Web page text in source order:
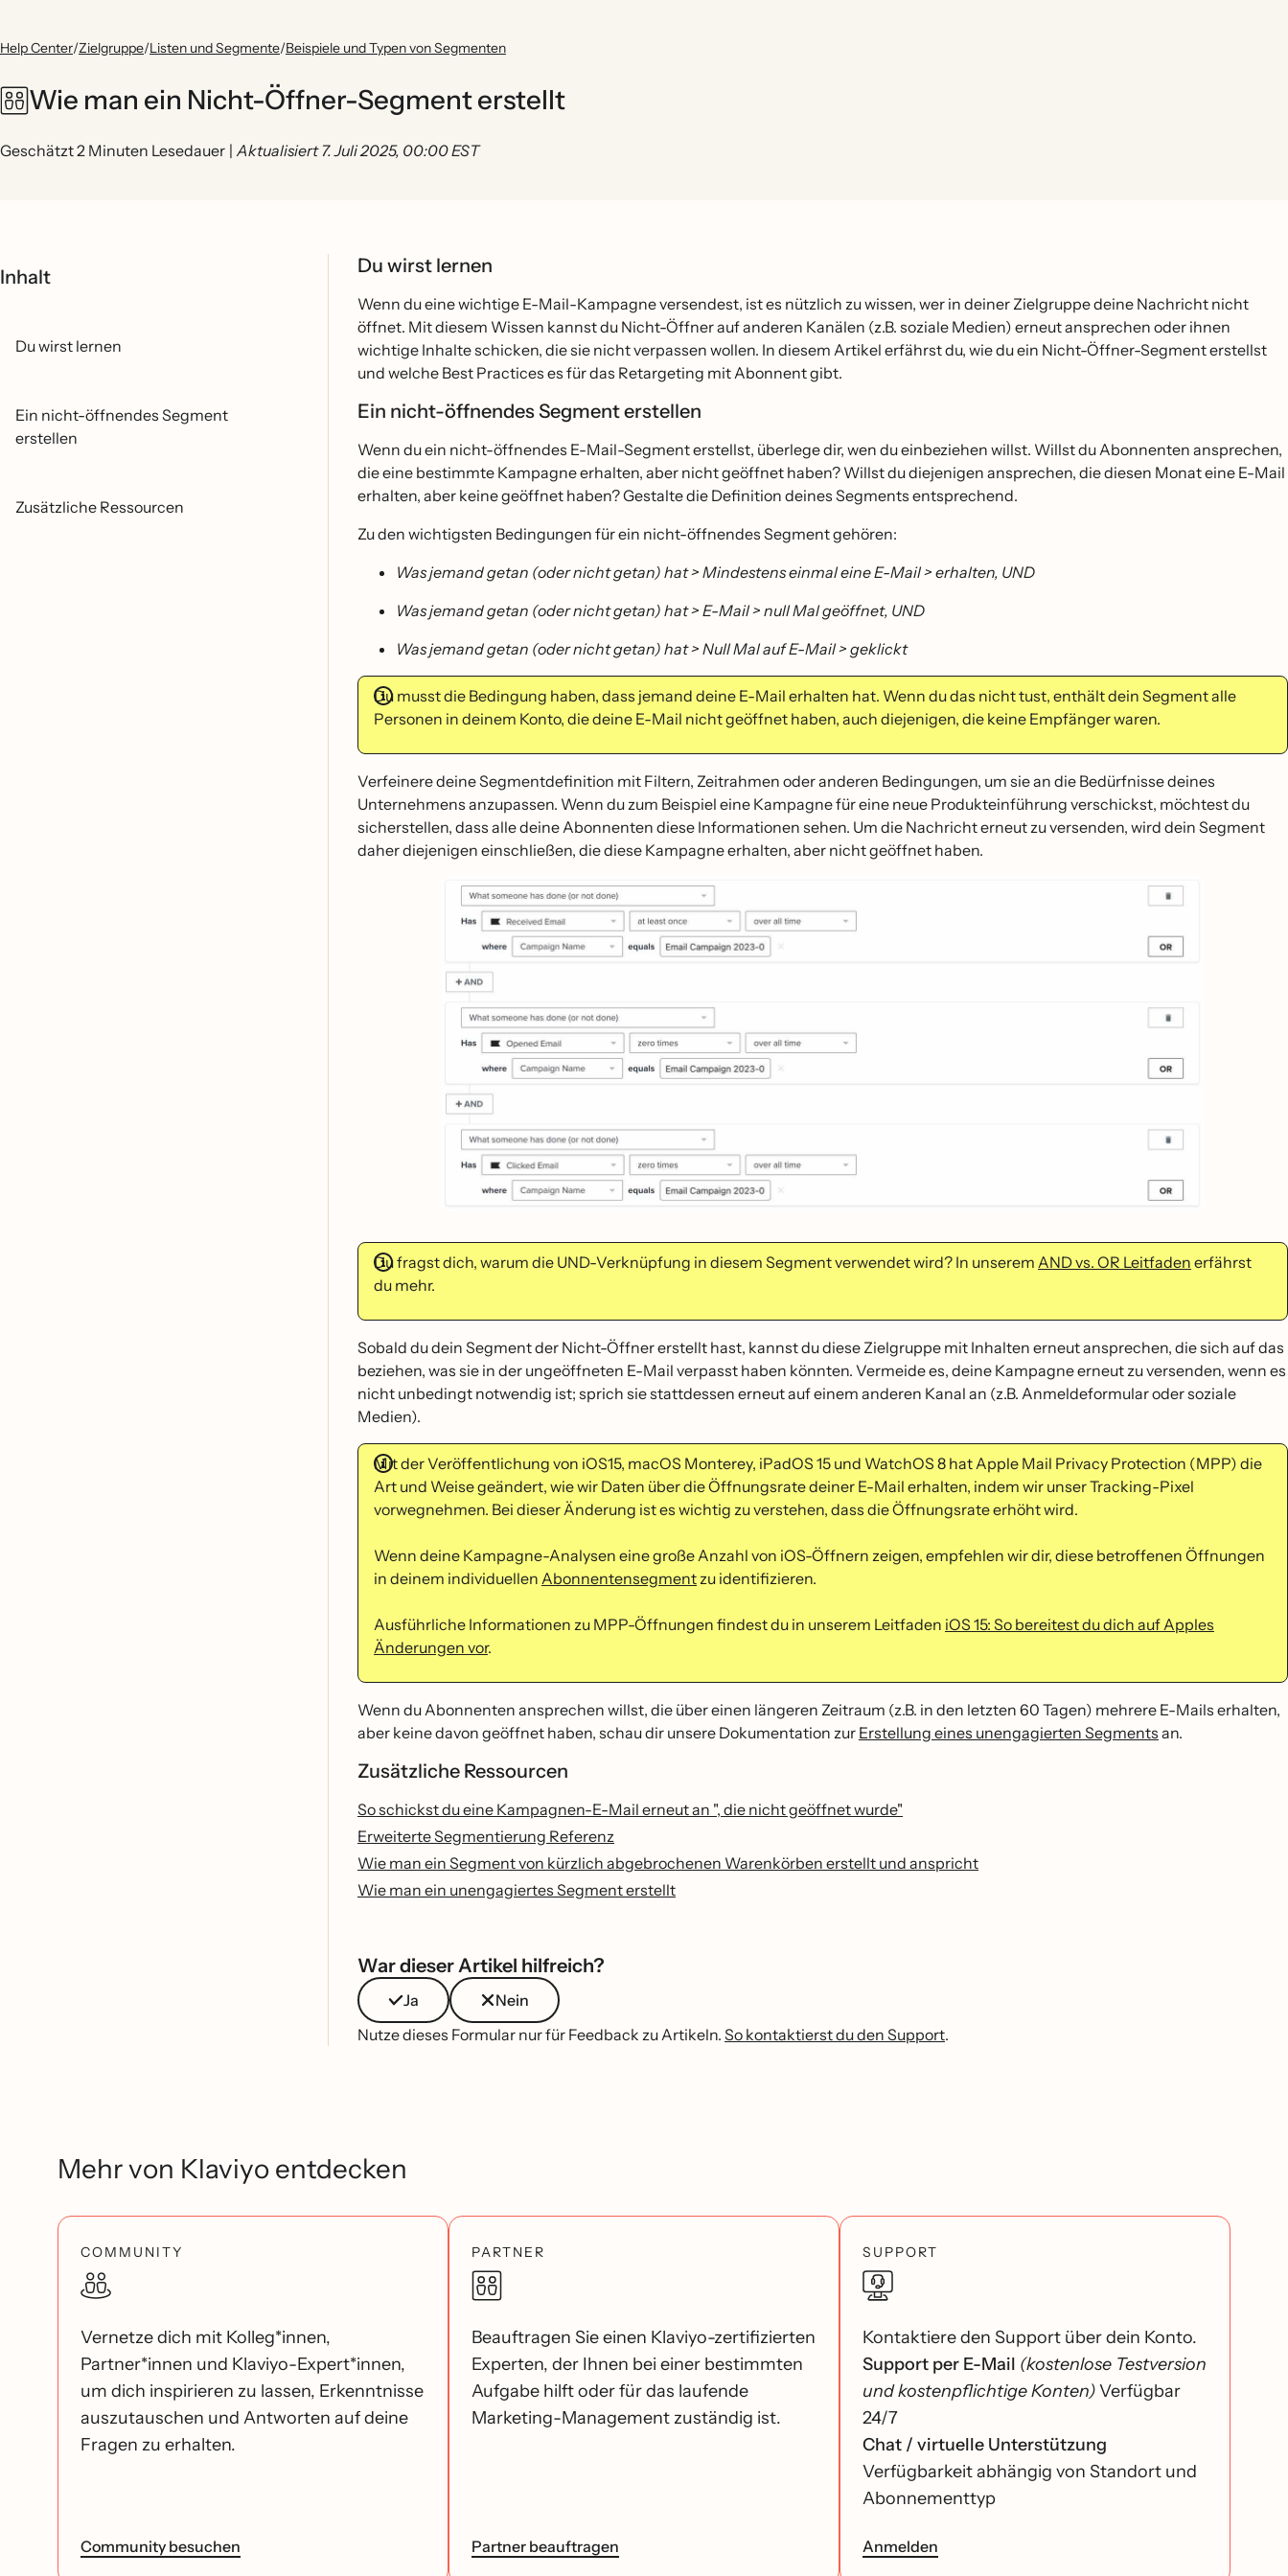
Help Center/Zielgruppe/Listen und Segmente/Beispiele und Typen von Segmenten
Wie man ein Nicht-Öffner-Segment erstellt
Geschätzt 2 Minuten Lesedauer | Aktualisiert 7. Juli 2025, 00:00 EST
Inhalt
Du wirst lernen
Ein nicht-öffnendes Segment
erstellen
Zusätzliche Ressourcen
Du wirst lernen
Wenn du eine wichtige E-Mail-Kampagne versendest, ist es nützlich zu wissen, wer in deiner Zielgruppe deine Nachricht nicht
öffnet. Mit diesem Wissen kannst du Nicht-Öffner auf anderen Kanälen (z.B. soziale Medien) erneut ansprechen oder ihnen
wichtige Inhalte schicken, die sie nicht verpassen wollen. In diesem Artikel erfährst du, wie du ein Nicht-Öffner-Segment erstellst
und welche Best Practices es für das Retargeting mit Abonnent gibt.
Ein nicht-öffnendes Segment erstellen
Wenn du ein nicht-öffnendes E-Mail-Segment erstellst, überlege dir, wen du einbeziehen willst. Willst du Abonnenten ansprechen,
die eine bestimmte Kampagne erhalten, aber nicht geöffnet haben? Willst du diejenigen ansprechen, die diesen Monat eine E-Mail
erhalten, aber keine geöffnet haben? Gestalte die Definition deines Segments entsprechend.
Zu den wichtigsten Bedingungen für ein nicht-öffnendes Segment gehören:
Was jemand getan (oder nicht getan) hat > Mindestens einmal eine E-Mail > erhalten, UND
Was jemand getan (oder nicht getan) hat > E-Mail > null Mal geöffnet, UND
Was jemand getan (oder nicht getan) hat > Null Mal auf E-Mail > geklickt
Du musst die Bedingung haben, dass jemand deine E-Mail erhalten hat. Wenn du das nicht tust, enthält dein Segment alle
Personen in deinem Konto, die deine E-Mail nicht geöffnet haben, auch diejenigen, die keine Empfänger waren.
Verfeinere deine Segmentdefinition mit Filtern, Zeitrahmen oder anderen Bedingungen, um sie an die Bedürfnisse deines
Unternehmens anzupassen. Wenn du zum Beispiel eine Kampagne für eine neue Produkteinführung verschickst, möchtest du
sicherstellen, dass alle deine Abonnenten diese Informationen sehen. Um die Nachricht erneut zu versenden, wird dein Segment
daher diejenigen einschließen, die diese Kampagne erhalten, aber nicht geöffnet haben.
Du fragst dich, warum die UND-Verknüpfung in diesem Segment verwendet wird? In unserem AND vs. OR Leitfaden erfährst
du mehr.
Sobald du dein Segment der Nicht-Öffner erstellt hast, kannst du diese Zielgruppe mit Inhalten erneut ansprechen, die sich auf das
beziehen, was sie in der ungeöffneten E-Mail verpasst haben könnten. Vermeide es, deine Kampagne erneut zu versenden, wenn es
nicht unbedingt notwendig ist; sprich sie stattdessen erneut auf einem anderen Kanal an (z.B. Anmeldeformular oder soziale
Medien).
Mit der Veröffentlichung von iOS15, macOS Monterey, iPadOS 15 und WatchOS 8 hat Apple Mail Privacy Protection (MPP) die
Art und Weise geändert, wie wir Daten über die Öffnungsrate deiner E-Mail erhalten, indem wir unser Tracking-Pixel
vorwegnehmen. Bei dieser Änderung ist es wichtig zu verstehen, dass die Öffnungsrate erhöht wird.
Wenn deine Kampagne-Analysen eine große Anzahl von iOS-Öffnern zeigen, empfehlen wir dir, diese betroffenen Öffnungen
in deinem individuellen Abonnentensegmentzu identifizieren.
Ausführliche Informationen zu MPP-Öffnungen findest du in unserem Leitfaden iOS 15: So bereitest du dich auf Apples
Änderungen vor.
Wenn du Abonnenten ansprechen willst, die über einen längeren Zeitraum (z.B. in den letzten 60 Tagen) mehrere E-Mails erhalten,
aber keine davon geöffnet haben, schau dir unsere Dokumentation zur Erstellung eines unengagierten Segments an.
Zusätzliche Ressourcen
So schickst du eine Kampagnen-E-Mail erneut an ", die nicht geöffnet wurde"
Erweiterte Segmentierung Referenz
Wie man ein Segment von kürzlich abgebrochenen Warenkörben erstellt und anspricht
Wie man ein unengagiertes Segment erstellt
War dieser Artikel hilfreich?
Ja
Nein
Nutze dieses Formular nur für Feedback zu Artikeln. So kontaktierst du den Support.
Mehr von Klaviyo entdecken
COMMUNITY
Vernetze dich mit Kolleg*innen,
Partner*innen und Klaviyo-Expert*innen,
um dich inspirieren zu lassen, Erkenntnisse
auszutauschen und Antworten auf deine
Fragen zu erhalten.
Community besuchen
PARTNER
Beauftragen Sie einen Klaviyo-zertifizierten
Experten, der Ihnen bei einer bestimmten
Aufgabe hilft oder für das laufende
Marketing-Management zuständig ist.
Partner beauftragen
SUPPORT
Kontaktiere den Support über dein Konto.
Support per E-Mail (kostenlose Testversion
und kostenpflichtige Konten)Verfügbar
24/7
Chat / virtuelle Unterstützung
Verfügbarkeit abhängig von Standort und
Abonnementtyp
Anmelden